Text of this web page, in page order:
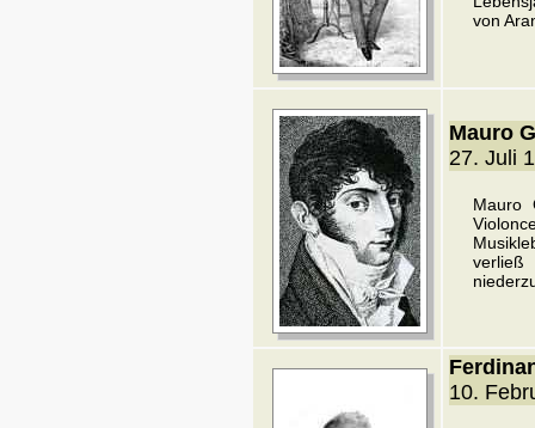
von
Mauro
27. Juli
Mauro
verließ
10.